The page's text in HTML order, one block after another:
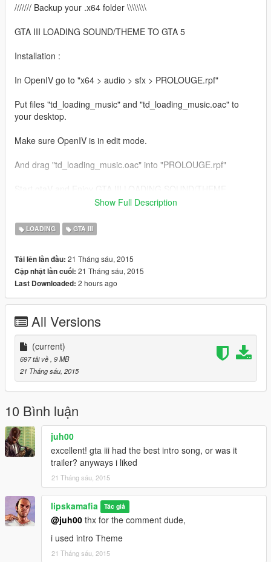
/////// Backup your .x64 folder \\\\\\\\
GTA III LOADING SOUND/THEME TO GTA 5
Installation :
In OpenIV go to "x64 > audio > sfx > PROLOUGE.rpf"
Put files "td_loading_music" and "td_loading_music.oac" to
your desktop.
Make sure OpenIV is in edit mode.
And drag "td_loading_music.oac" into "PROLOUGE.rpf"
Show Full Description
LOADING GTA III
Tải lên lần đầu: 21 Tháng sáu, 2015
Cập nhật lần cuối: 21 Tháng sáu, 2015
Last Downloaded: 2 hours ago
All Versions
(current)
697 tải về , 9 MB
21 Tháng sáu, 2015
10 Bình luận
juh00
excellent! gta iii had the best intro song, or was it
trailer? anyways i liked
21 Tháng sáu, 2015
lipskamafia Tác giả
@juh00 thx for the comment dude,
i used intro Theme
21 Tháng sáu, 2015